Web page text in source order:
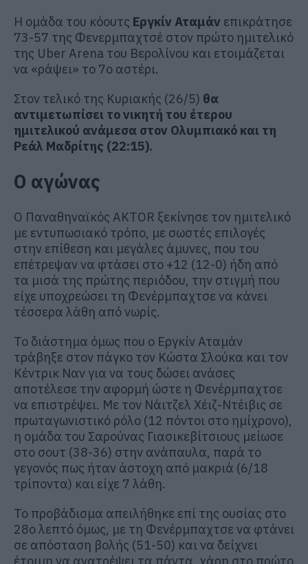
Η ομάδα του κόουτς Εργκίν Αταμάν επικράτησε
73-57 της Φενερμπαχτσέ στον πρώτο ημιτελικό
της Uber Arena του Βερολίνου και ετοιμάζεται
να «ράψει» το 7ο αστέρι.
Στον τελικό της Κυριακής (26/5) θα
αντιμετωπίσει το νικητή του έτερου
ημιτελικού ανάμεσα στον Ολυμπιακό και τη
Ρεάλ Μαδρίτης (22:15).
Ο αγώνας
Ο Παναθηναϊκός AKTOR ξεκίνησε τον ημιτελικό
με εντυπωσιακό τρόπο, με σωστές επιλογές
στην επίθεση και μεγάλες άμυνες, που του
επέτρεψαν να φτάσει στο +12 (12-0) ήδη από
τα μισά της πρώτης περιόδου, την στιγμή που
είχε υποχρεώσει τη Φενέρμπαχτσε να κάνει
τέσσερα λάθη από νωρίς.
Το διάστημα όμως που ο Εργκίν Αταμάν
τράβηξε στον πάγκο τον Κώστα Σλούκα και τον
Κέντρικ Ναν για να τους δώσει ανάσες
αποτέλεσε την αφορμή ώστε η Φενέρμπαχτσε
να επιστρέψει. Με τον Νάιτζελ Χέιζ-Ντέιβις σε
πρωταγωνιστικό ρόλο (12 πόντοι στο ημίχρονο),
η ομάδα του Σαρούνας Γιασικεβίτσιους μείωσε
στο σουτ (38-36) στην ανάπαυλα, παρά το
γεγονός πως ήταν άστοχη από μακριά (6/18
τρίποντα) και είχε 7 λάθη.
Το προβάδισμα απειλήθηκε επί της ουσίας στο
28ο λεπτό όμως, με τη Φενέρμπαχτσε να φτάνει
σε απόσταση βολής (51-50) και να δείχνει
έτοιμη να ανατρέψει τα πάντα, χάρη στο πρώτο